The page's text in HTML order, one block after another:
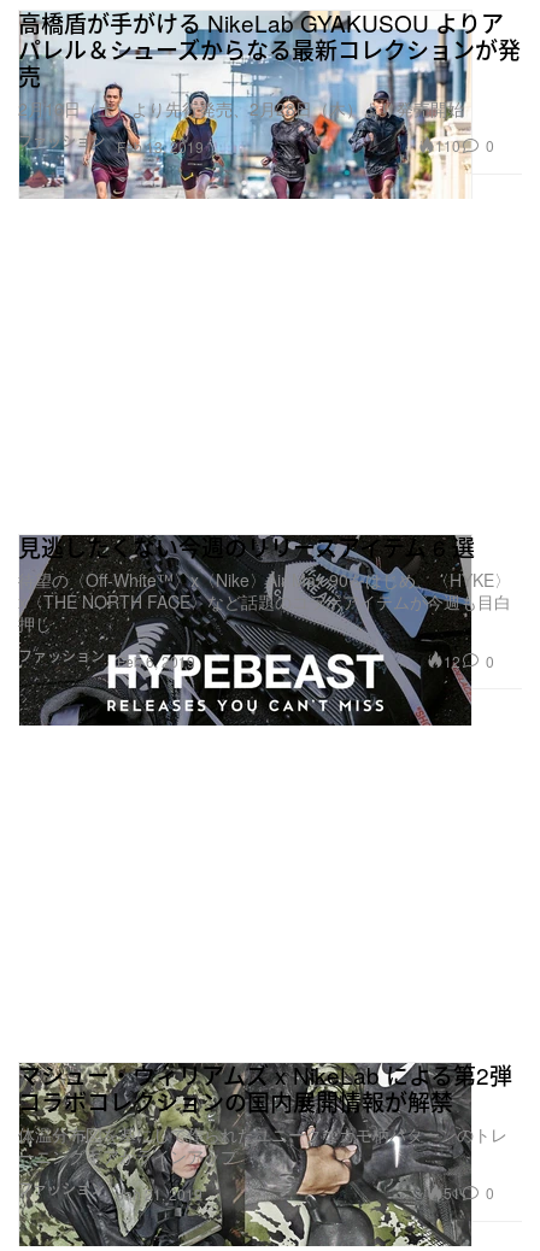
ファッション
高橋盾が手がける NikeLab GYAKUSOU よりア
パレル＆シューズからなる最新コレクションが発
売
2月16日（土）より先行発売、2月28日（木）より発売開始
Feb 13, 2019 110 0
ファッション
見逃したくない今週のリリースアイテム 6 選
待望の〈Off-White™️〉x〈Nike〉Air Max 90をはじめ、〈HYKE〉
x〈THE NORTH FACE〉など話題のコラボアイテムが今週も目白
押し
Feb 6, 2019 12 0
ファッション
マシュー・ウィリアムズ x NikeLab による第2弾
コラボコレクションの国内展開情報が解禁
体温分布図を基にして作られたユニークなカモ柄パターンのトレ
ーニングギアがラインアップ
Jan 21, 2019 51 0